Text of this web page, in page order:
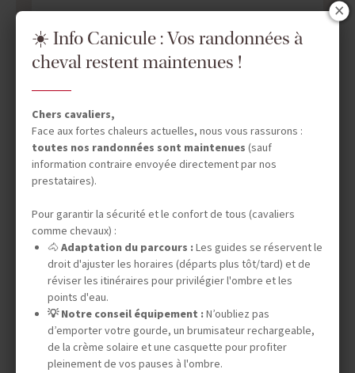
DATES & PRIX
INFOS PRATIQUES
TOURISME RESPONSABLE
☀️ Info Canicule : Vos randonnées à
cheval restent maintenues !
Chers cavaliers,
Face aux fortes chaleurs actuelles, nous vous rassurons :
toutes nos randonnées sont maintenues (sauf
information contraire envoyée directement par nos
prestataires).
Pour garantir la sécurité et le confort de tous (cavaliers
comme chevaux) :
🐴 Adaptation du parcours :Les guides se réservent le
droit d'ajuster les horaires (départs plus tôt/tard) et de
réviser les itinéraires pour privilégier l'ombre et les
points d'eau.
💡 Notre conseil équipement :N’oubliez pas
d’emporter votre gourde, un brumisateur rechargeable,
de la crème solaire et une casquette pour profiter
pleinement de vos pauses à l'ombre.